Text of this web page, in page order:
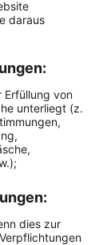
daraus
Erfüllung von
unterliegt (z.
dies zur